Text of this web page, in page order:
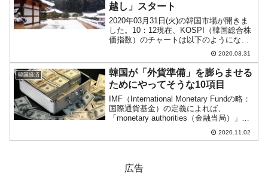
越し」スタート
2020年03月31日(火)の韓国市場が開きま
した。10：12現在、KOSPI（韓国総合株
価指数）のチャートは以下のようになっ
ています（チャートは『Investing.com』
より引用）。始値「1,739.29」と前日終
値をギャップアップし...
2020.03.31
韓国経済
韓国が「外貨準備」を膨らませる
ためにやってそうな10項目
IMF（International Monetary Fundの略：
国際通貨基金）の定義によれば、
「monetary authorities（金融当局）」が
管理している「容易に利用可能」な「外
貨資産」、となっています。この「容易
2020.11.02
広告